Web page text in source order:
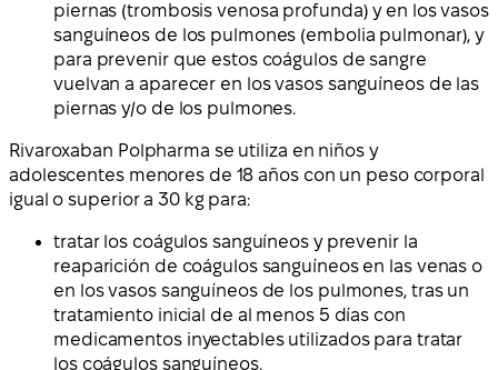
piernas (trombosis venosa profunda) y en los vasos
sanguíneos de los pulmones (embolia pulmonar), y
para prevenir que estos coágulos de sangre
vuelvan a aparecer en los vasos sanguíneos de las
piernas y/o de los pulmones.
Rivaroxaban Polpharma se utiliza en niños y
adolescentes menores de 18 años con un peso corporal
igual o superior a 30 kg para:
tratar los coágulos sanguíneos y prevenir la
reaparición de coágulos sanguíneos en las venas o
en los vasos sanguíneos de los pulmones, tras un
tratamiento inicial de al menos 5 días con
medicamentos inyectables utilizados para tratar
los coágulos sanguíneos.